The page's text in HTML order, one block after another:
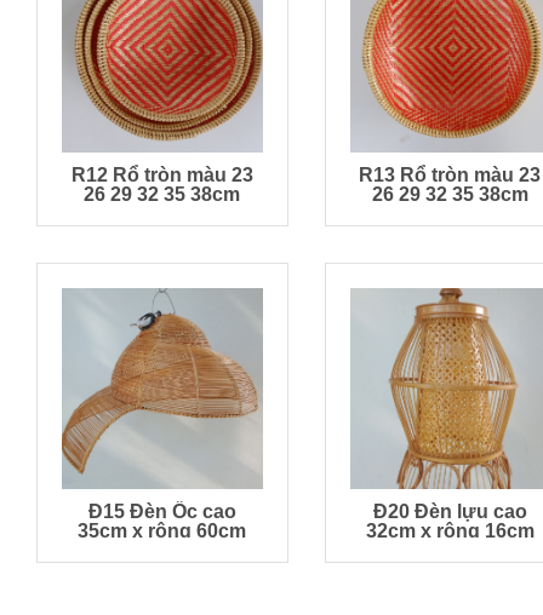
R12 Rổ tròn màu 23
26 29 32 35 38cm
R13 Rổ tròn màu 23
26 29 32 35 38cm
Đ15 Đèn Ốc cao
35cm x rộng 60cm
Đ20 Đèn lựu cao
32cm x rộng 16cm